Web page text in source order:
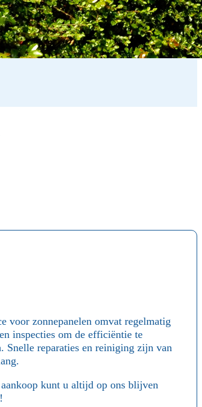
voor zonnepanelen omvat regelmatig
inspecties om de efficiëntie te
Snelle reparaties en reiniging zijn van
kunt u altijd op ons blijven